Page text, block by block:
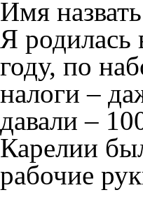
Имя
Я родилась
году, по
налоги –
давали –
Карелии
рабочие